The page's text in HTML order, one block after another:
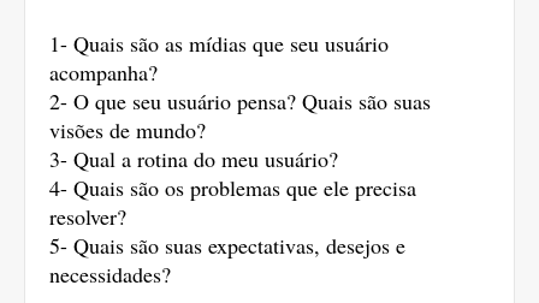
1- Quais são as mídias que seu usuário
acompanha?
2- O que seu usuário pensa? Quais são suas
visões de mundo?
3- Qual a rotina do meu usuário?
4- Quais são os problemas que ele precisa
resolver?
5- Quais são suas expectativas, desejos e
necessidades?